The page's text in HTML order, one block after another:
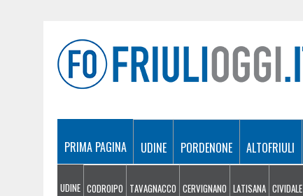
PRIMA PAGINA UDINE PORDENONE ALTOFRIULI
UDINE CODROIPO TAVAGNACCO CERVIGNANO LATISANA CIVIDALE